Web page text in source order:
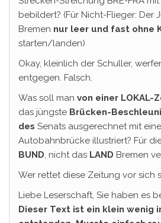
bebildert? (Für Nicht-Flieger: Der
Bremen nur leer und fast ohne
starten/landen)
Okay, kleinlich der Schuller,
entgegen. Falsch.
Was soll man von einer LOKAL-
das jüngste Brücken-
des Senats ausgerechnet mit
Autobahnbrücke illustriert? Für
BUND, nicht das LAND Bremen
Wer rettet diese Zeitung vor sich
Liebe Leserschaft, Sie haben es
Dieser Text ist ein klein wenig